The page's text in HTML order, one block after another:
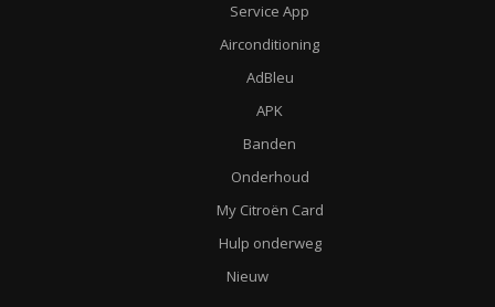
Service App
Airconditioning
AdBleu
APK
Banden
Onderhoud
My Citroën Card
Hulp onderweg
Nieuw